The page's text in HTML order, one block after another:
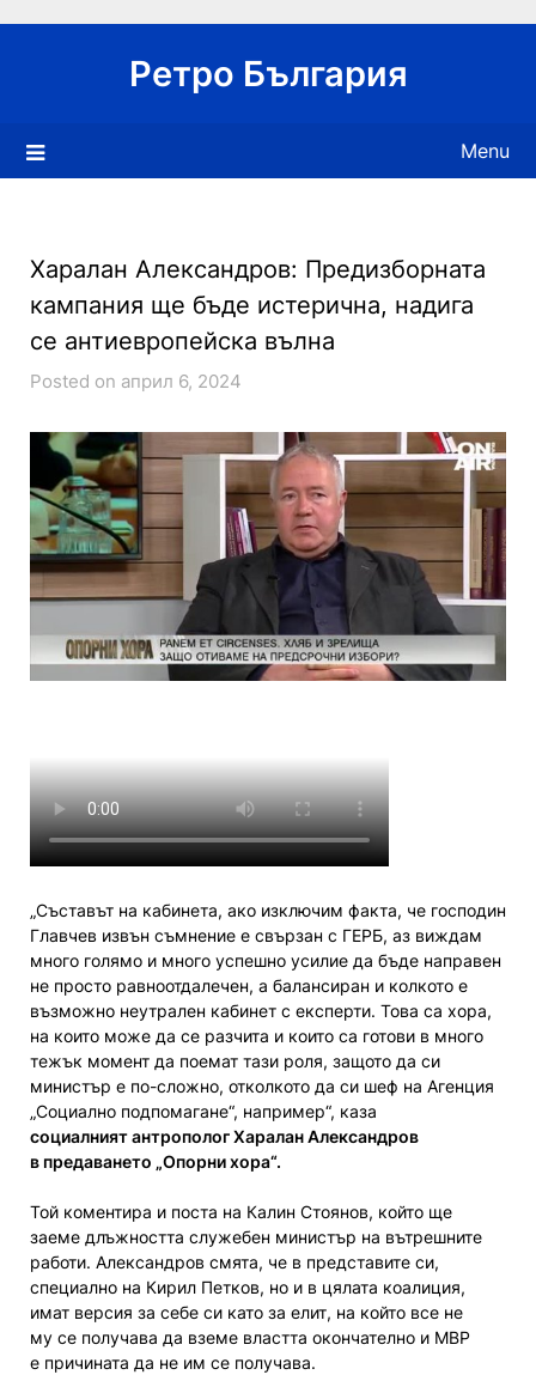
Ретро България
Menu
Харалан Александров: Предизборната
кампания ще бъде истерична, надига
се антиевропейска вълна
Posted on април 6, 2024
„Съставът на кабинета, ако изключим факта, че господин
Главчев извън съмнение е свързан с ГЕРБ, аз виждам
много голямо и много успешно усилие да бъде направен
не просто равноотдалечен, а балансиран и колкото е
възможно неутрален кабинет с експерти. Това са хора,
на които може да се разчита и които са готови в много
тежък момент да поемат тази роля, защото да си
министър е по-сложно, отколкото да си шеф на Агенция
„Социално подпомагане“, например“, каза
социалният антрополог Харалан Александров
в предаването „Опорни хора“.
Той коментира и поста на Калин Стоянов, който ще
заеме длъжността служебен министър на вътрешните
работи. Александров смята, че в представите си,
специално на Кирил Петков, но и в цялата коалиция,
имат версия за себе си като за елит, на който все не
му се получава да вземе властта окончателно и МВР
е причината да не им се получава.